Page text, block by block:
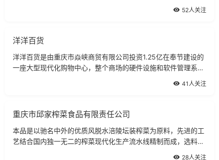
52人关注
洋洋百货
洋洋百货是由重庆市焱峡商贸有限公司投资1.25亿在奉节建设的
一座大型现代化购物中心，整个商场的硬件设施和软件管理系
41人关注
重庆市邱家榨菜食品有限责任公司
本品是以驰名中外的优质风脱水涪陵坛装榨菜为原料，先进的工
艺结合国内独一无二的榨菜现代化生产流水线精制而成，选料讲
28人关注